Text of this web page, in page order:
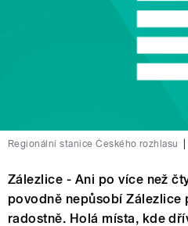
Regionální stanice Českého rozhlasu
Zálezlice - Ani po více než
povodně nepůsobí Zálezlice
radostně. Holá místa, kde